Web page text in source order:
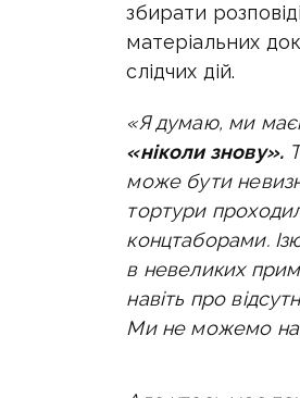
збирати
матеріальних
слідчих дій.
«Я думаю, ми
«ніколи знову».
може бути
тортури
концтаборами.
в невеликих
навіть про
Ми не можемо